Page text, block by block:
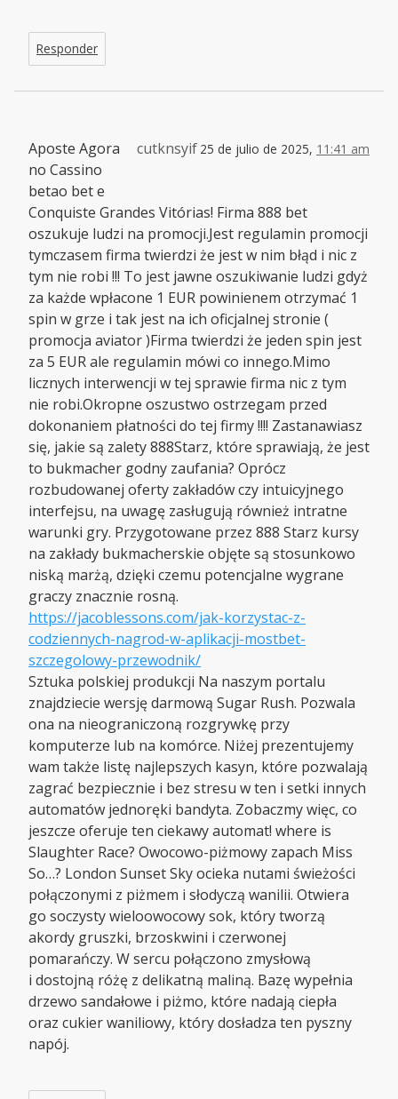
Responder
cutknsyif 25 de julio de 2025, 11:41 am
Aposte Agora
no Cassino
betao bet e
Conquiste Grandes Vitórias! Firma 888 bet
oszukuje ludzi na promocji.Jest regulamin promocji
tymczasem firma twierdzi że jest w nim błąd i nic z
tym nie robi !!! To jest jawne oszukiwanie ludzi gdyż
za każde wpłacone 1 EUR powinienem otrzymać 1
spin w grze i tak jest na ich oficjalnej stronie (
promocja aviator )Firma twierdzi że jeden spin jest
za 5 EUR ale regulamin mówi co innego.Mimo
licznych interwencji w tej sprawie firma nic z tym
nie robi.Okropne oszustwo ostrzegam przed
dokonaniem płatności do tej firmy !!!! Zastanawiasz
się, jakie są zalety 888Starz, które sprawiają, że jest
to bukmacher godny zaufania? Oprócz
rozbudowanej oferty zakładów czy intuicyjnego
interfejsu, na uwagę zasługują również intratne
warunki gry. Przygotowane przez 888 Starz kursy
na zakłady bukmacherskie objęte są stosunkowo
niską marżą, dzięki czemu potencjalne wygrane
graczy znacznie rosną.
https://jacoblessons.com/jak-korzystac-z-
codziennych-nagrod-w-aplikacji-mostbet-
szczegolowy-przewodnik/
Sztuka polskiej produkcji Na naszym portalu
znajdziecie wersję darmową Sugar Rush. Pozwala
ona na nieograniczoną rozgrywkę przy
komputerze lub na komórce. Niżej prezentujemy
wam także listę najlepszych kasyn, które pozwalają
zagrać bezpiecznie i bez stresu w ten i setki innych
automatów jednoręki bandyta. Zobaczmy więc, co
jeszcze oferuje ten ciekawy automat! where is
Slaughter Race? Owocowo-piżmowy zapach Miss
So…? London Sunset Sky ocieka nutami świeżości
połączonymi z piżmem i słodyczą wanilii. Otwiera
go soczysty wieloowocowy sok, który tworzą
akordy gruszki, brzoskwini i czerwonej
pomarańczy. W sercu połączono zmysłową
i dostojną różę z delikatną maliną. Bazę wypełnia
drzewo sandałowe i piżmo, które nadają ciepła
oraz cukier waniliowy, który dosładza ten pyszny
napój.